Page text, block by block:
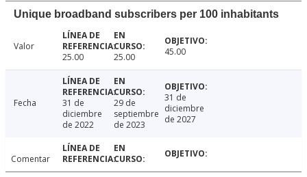
Unique broadband subscribers per 100 inhabitants
Valor
25.00
25.00 45.00
Fecha
31 de
diciembre
de 2022
29 de
septiembre
de 2023
31 de
diciembre
de 2027
Comentar